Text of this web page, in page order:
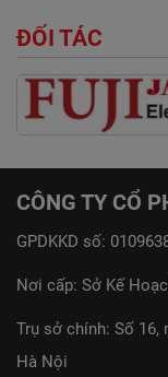
ĐỐI TÁC
CÔNG TY CỔ
GPDKKD số:
Nơi cấp: Sở Kế
Trụ sở chính: Số 16,
Hà Nội